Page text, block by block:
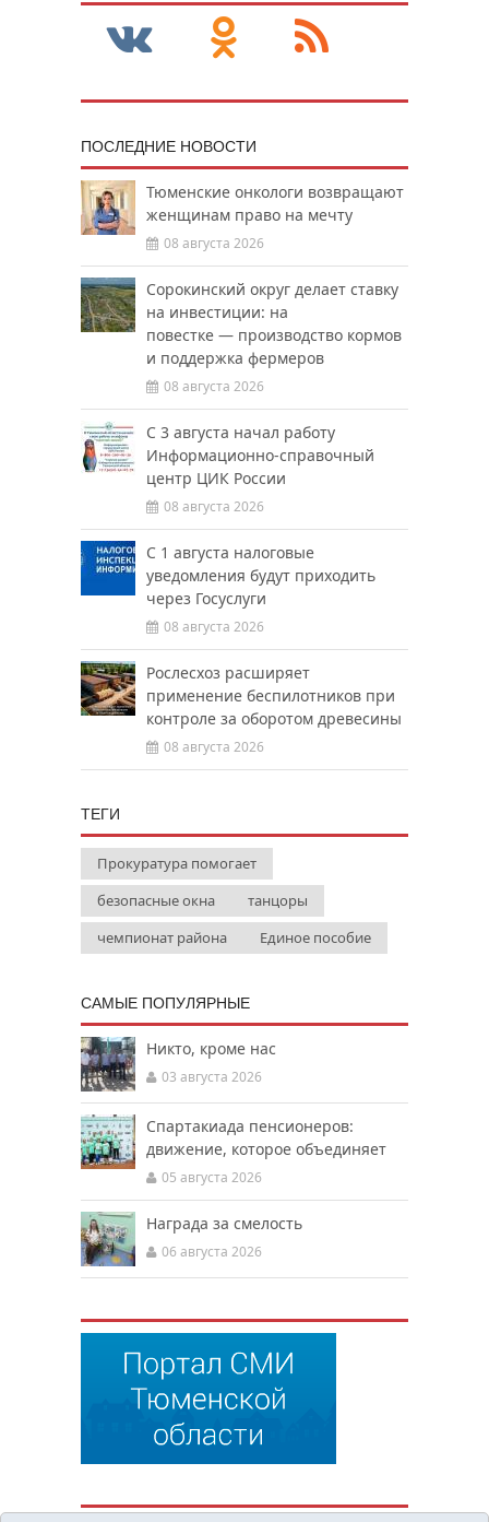
ПОСЛЕДНИЕ НОВОСТИ
Тюменские онкологи возвращают
женщинам право на мечту
08 августа 2026
Сорокинский округ делает ставку
на инвестиции: на
повестке — производство кормов
и поддержка фермеров
08 августа 2026
С 3 августа начал работу
Информационно-справочный
центр ЦИК России
08 августа 2026
С 1 августа налоговые
уведомления будут приходить
через Госуслуги
08 августа 2026
Рослесхоз расширяет
применение беспилотников при
контроле за оборотом древесины
08 августа 2026
ТЕГИ
Прокуратура помогает
безопасные окна
танцоры
чемпионат района
Единое пособие
САМЫЕ ПОПУЛЯРНЫЕ
Никто, кроме нас
03 августа 2026
Спартакиада пенсионеров:
движение, которое объединяет
05 августа 2026
Награда за смелость
06 августа 2026